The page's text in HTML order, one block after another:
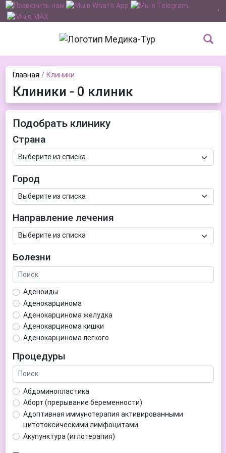
Главная Клиники
Клиники - 0 клиник
Подобрать клинику
Страна
Город
Направление лечения
Болезни
Аденоиды
Аденокарцинома
Аденокарцинома желудка
Аденокарцинома кишки
Аденокарцинома легкого
Аденома гипофиза
Аденома простаты
Аденома щитовидной железы
Аденомиоз
Адентия
Азооспермия
Акне (угри)
Алкоголизм
Процедуры
Абдоминопластика
Аборт (прерывание беременности)
Адоптивная иммунотерапия активированными
цитотоксическими лимфоцитами
Акупунктура (иглотерапия)